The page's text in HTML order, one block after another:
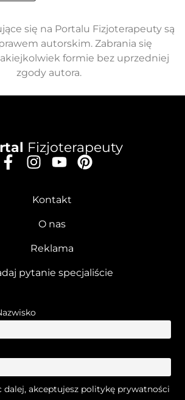
się na Portalu Fizjoterapeuty są
autorskim. Zabrania się
formie bez uprzedniej
zgody autora.
Fizjoterapeuty
Kontakt
O nas
Reklama
pytanie specjaliście
dalej, akceptujesz politykę prywatności